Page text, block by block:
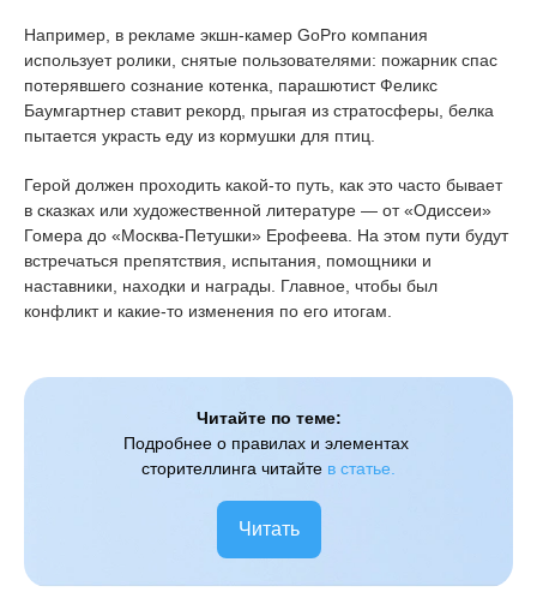
Например, в рекламе экшн-камер GoPro компания
использует ролики, снятые пользователями: пожарник спас
потерявшего сознание котенка, парашютист Феликс
Баумгартнер ставит рекорд, прыгая из стратосферы, белка
пытается украсть еду из кормушки для птиц.
Герой должен проходить какой-то путь, как это часто бывает
в сказках или художественной литературе — от «Одиссеи»
Гомера до «Москва-Петушки» Ерофеева. На этом пути будут
встречаться препятствия, испытания, помощники и
наставники, находки и награды. Главное, чтобы был
конфликт и какие-то изменения по его итогам.
Читайте по теме:
Подробнее о правилах и элементах
сторителлинга читайте в статье.
Читать